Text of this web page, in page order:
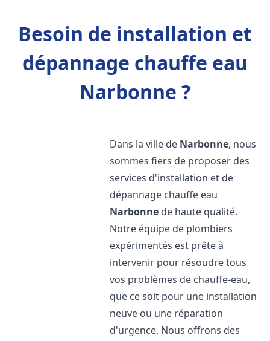
Besoin de installation et
dépannage chauffe eau
Narbonne ?
Dans la ville de Narbonne, nous
sommes fiers de proposer des
services d'installation et de
dépannage chauffe eau
Narbonne de haute qualité.
Notre équipe de plombiers
expérimentés est prête à
intervenir pour résoudre tous
vos problèmes de chauffe-eau,
que ce soit pour une installation
neuve ou une réparation
d'urgence. Nous offrons des